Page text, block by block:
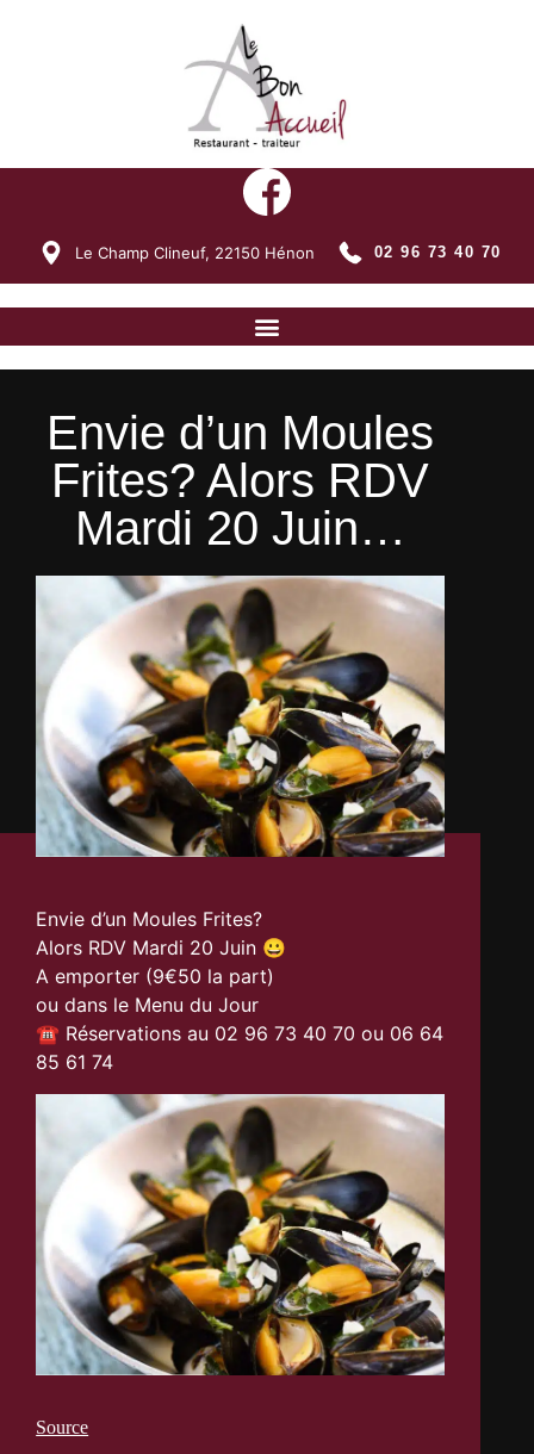
Le Champ Clineuf, 22150 Hénon 02 96 73 40 70
Envie d’un Moules
Frites? Alors RDV
Mardi 20 Juin…
Envie d’un Moules Frites?
Alors RDV Mardi 20 Juin 😀
A emporter (9€50 la part)
ou dans le Menu du Jour
☎️ Réservations au 02 96 73 40 70 ou 06 64
85 61 74
Source